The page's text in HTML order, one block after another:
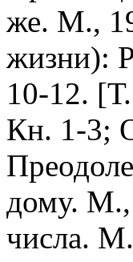
же. М.,
жизни):
10-12.
Кн. 1-3;
дому. М.,
числа.